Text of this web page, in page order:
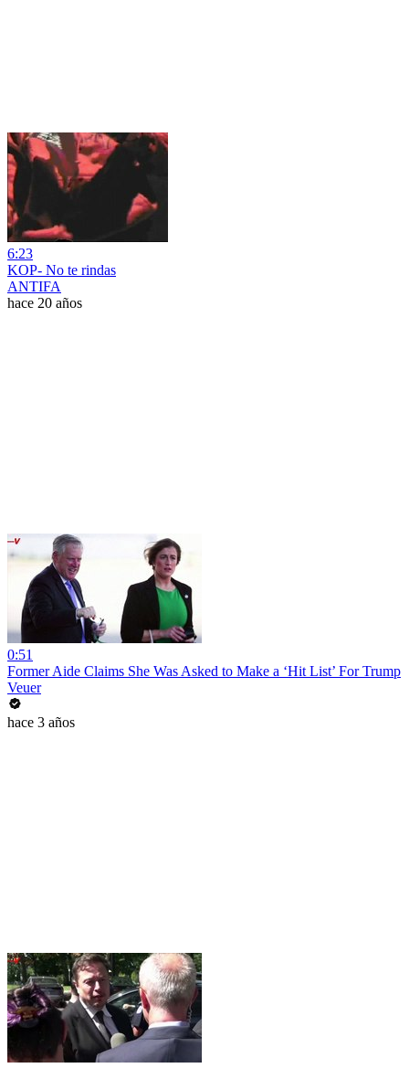
6:23
KOP- No te rindas
ANTIFA
hace 20 años
0:51
Former Aide Claims She Was Asked to Make a ‘Hit List’ For Trump
Veuer
hace 3 años